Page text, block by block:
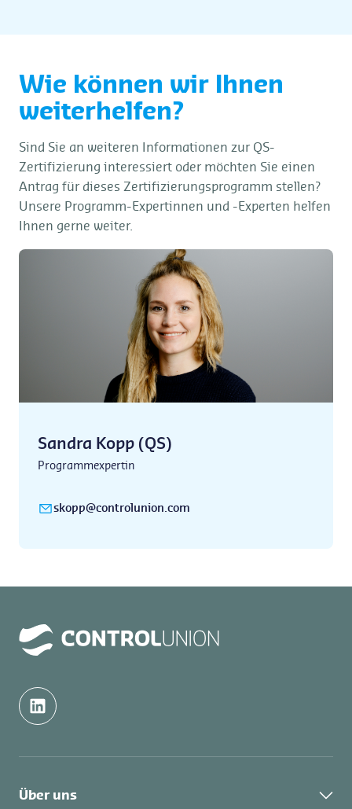
Wie können wir Ihnen
weiterhelfen?
Sind Sie an weiteren Informationen zur QS-
Zertifizierung interessiert oder möchten Sie einen
Antrag für dieses Zertifizierungsprogramm stellen?
Unsere Programm-Expertinnen und -Experten helfen
Ihnen gerne weiter.
Sandra Kopp (QS)
Programmexpertin
skopp@controlunion.com
Über uns